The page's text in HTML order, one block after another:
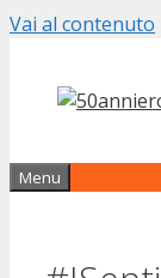
Vai al contenuto
Menu